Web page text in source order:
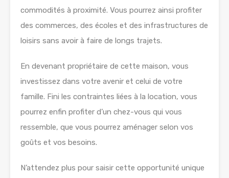
commodités à proximité. Vous pourrez ainsi profiter
des commerces, des écoles et des infrastructures de
loisirs sans avoir à faire de longs trajets.
En devenant propriétaire de cette maison, vous
investissez dans votre avenir et celui de votre
famille. Fini les contraintes liées à la location, vous
pourrez enfin profiter d’un chez-vous qui vous
ressemble, que vous pourrez aménager selon vos
goûts et vos besoins.
N’attendez plus pour saisir cette opportunité unique